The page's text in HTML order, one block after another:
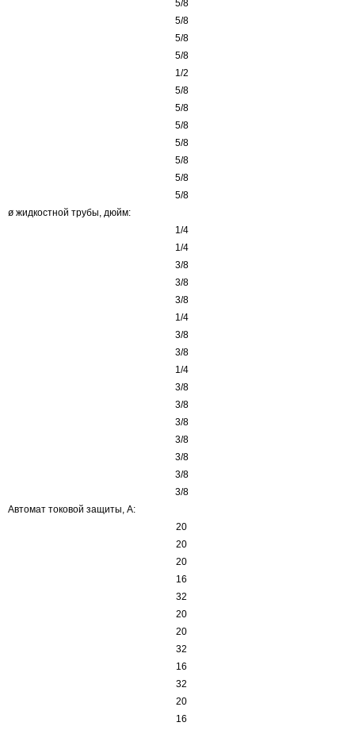
5/8
5/8
5/8
5/8
1/2
5/8
5/8
5/8
5/8
5/8
5/8
5/8
ø жидкостной трубы, дюйм:
1/4
1/4
3/8
3/8
3/8
1/4
3/8
3/8
1/4
3/8
3/8
3/8
3/8
3/8
3/8
3/8
Автомат токовой защиты, A:
20
20
20
16
32
20
20
32
16
32
20
16